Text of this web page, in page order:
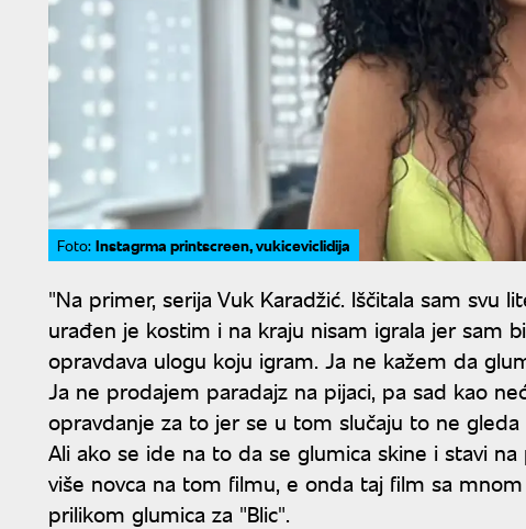
Foto: Instagrma printscreen, vukiceviclidija
"Na primer, serija Vuk Karadžić. Iščitala sam svu
urađen je kostim i na kraju nisam igrala jer sam
opravdava ulogu koju igram. Ja ne kažem da
Ja ne prodajem paradajz na pijaci, pa sad kao
opravdanje za to jer se u tom slučaju to ne
Ali ako se ide na to da se glumica skine i stavi
više novca na tom filmu, e onda taj film sa
prilikom glumica za "Blic".